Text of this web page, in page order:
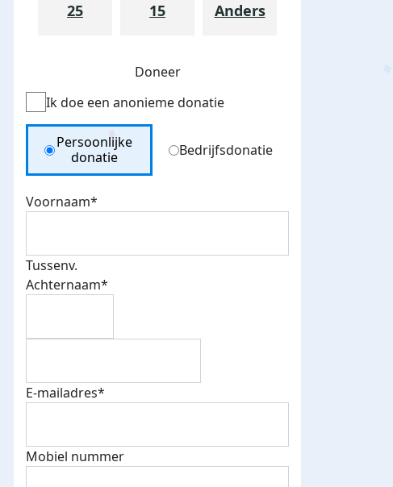
E-mails verstuurd
Bij 500 euro aan donaties ontvang
je je speciale KWF t-shirt!
25 15 Anders
Doneer
Ik doe een anonieme donatie
Donation Type
Persoonlijke
donatie
Bedrijfsdonatie
Voornaam*
Tussenv.
Achternaam*
E-mailadres*
Mobiel nummer